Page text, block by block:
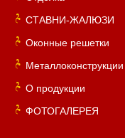
СТАВНИ-ЖАЛЮЗИ
Оконные решетки
Металлоконструкции
О продукции
ФОТОГАЛЕРЕЯ